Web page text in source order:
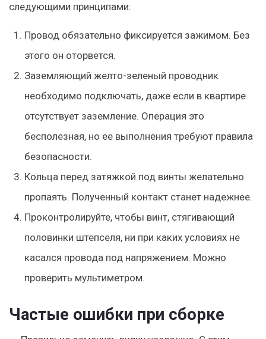
следующими принципами:
Провод обязательно фиксируется зажимом. Без
этого он оторвется.
Заземляющий желто-зеленый проводник
необходимо подключать, даже если в квартире
отсутствует заземление. Операция это
бесполезная, но ее выполнения требуют правила
безопасности.
Кольца перед затяжкой под винты желательно
пропаять. Полученный контакт станет надежнее.
Проконтролируйте, чтобы винт, стягивающий
половинки штепселя, ни при каких условиях не
касался провода под напряжением. Можно
проверить мультиметром.
Частые ошибки при сборке